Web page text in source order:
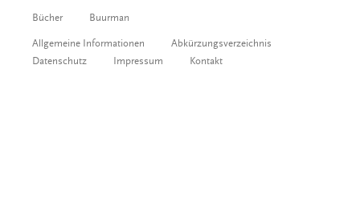
Bücher Buurman
Allgemeine Informationen
Abkürzungsverzeichnis
Datenschutz
Impressum Kontakt